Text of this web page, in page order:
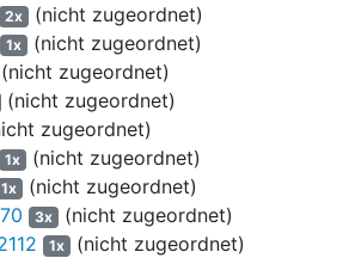
Squeeze out-Beschlusses erfolgte am
der L… AG bedingt auf die
wobei diese Eintragung am
wurde. Am 8.4.2019 wurde die
Handelsregister der Antragsgegnerin
Tag, also am 9.4.2019, bekannt
Eintragung des Verschmelzungsvertrages
Aktionäre der L… AG.
2x (nicht zugeordnet)
1x (nicht zugeordnet)
zugeordnet)
(nicht zugeordnet)
zugeordnet)
1x (nicht zugeordnet)
1x (nicht zugeordnet)
3x (nicht zugeordnet)
1x (nicht zugeordnet)